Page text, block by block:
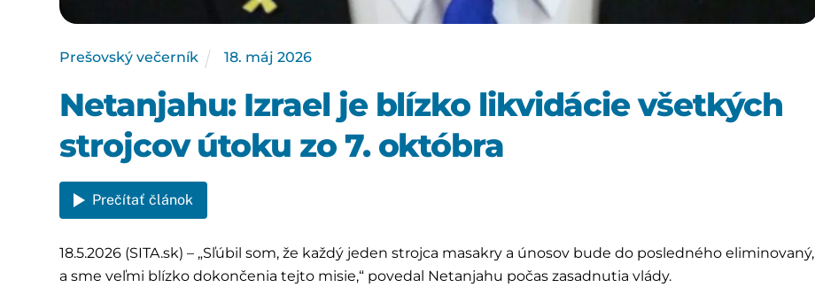
Prešovský večerník 18. máj 2026
Netanjahu: Izrael je blízko likvidácie všetkých
strojcov útoku zo 7. októbra
Prečítať článok
18.5.2026 (SITA.sk) – „Sľúbil som, že každý jeden strojca masakry a únosov bude do posledného eliminovaný,
a sme veľmi blízko dokončenia tejto misie,“ povedal Netanjahu počas zasadnutia vlády.